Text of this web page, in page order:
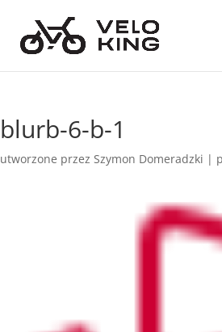
blurb-6-b-1
utworzone przezSzymon Domeradzki |